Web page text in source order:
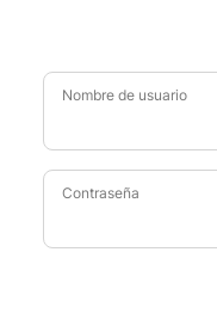
Nombre de usuario
Contraseña